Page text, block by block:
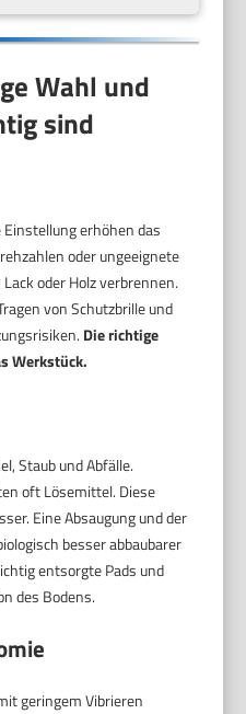
Wahl und
sind
erhöhen das
oder ungeeignete
oder Holz verbrennen.
von Schutzbrille und
Die richtige
Werkstück.
Staub und Abfälle.
oft Lösemittel. Diese
Eine Absaugung und der
besser abbaubarer
entsorgte Pads und
des Bodens.
geringem Vibrieren